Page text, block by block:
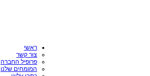
ראשי
צור קשר
פרופיל החברה
המומחים שלנו